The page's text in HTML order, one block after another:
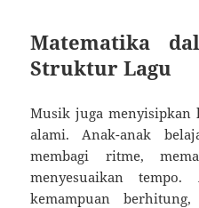
Matematika
Struktur Lagu
Musik juga menyisipkan
alami. Anak-anak
membagi ritme,
menyesuaikan
kemampuan